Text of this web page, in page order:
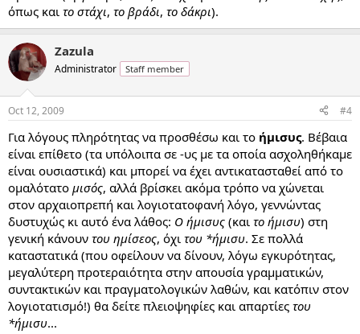
όπως και το στάχι, το βράδι, το δάκρι).
Zazula
Administrator Staff member
Oct 12, 2009 #4
Για λόγους πληρότητας να προσθέσω και το ήμισυς. Βέβαια
είναι επίθετο (τα υπόλοιπα σε -υς με τα οποία ασχοληθήκαμε
είναι ουσιαστικά) και μπορεί να έχει αντικατασταθεί από το
ομαλότατο μισός, αλλά βρίσκει ακόμα τρόπο να χώνεται
στον αρχαιοπρεπή και λογιοτατοφανή λόγο, γεννώντας
δυστυχώς κι αυτό ένα λάθος: Ο ήμισυς (και το ήμισυ) στη
γενική κάνουν του ημίσεος, όχι του *ήμισυ. Σε πολλά
καταστατικά (που οφείλουν να δίνουν, λόγω εγκυρότητας,
μεγαλύτερη προτεραιότητα στην απουσία γραμματικών,
συντακτικών και πραγματολογικών λαθών, και κατόπιν στον
λογιοτατισμό!) θα δείτε πλειοψηφίες και απαρτίες του
*ήμισυ...